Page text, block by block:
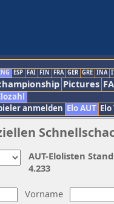
ESP FAI FIN FRA GER GRE INA
Pictures
anmelden Elo AUT
Vorname
AUT-Elolisten
4.233